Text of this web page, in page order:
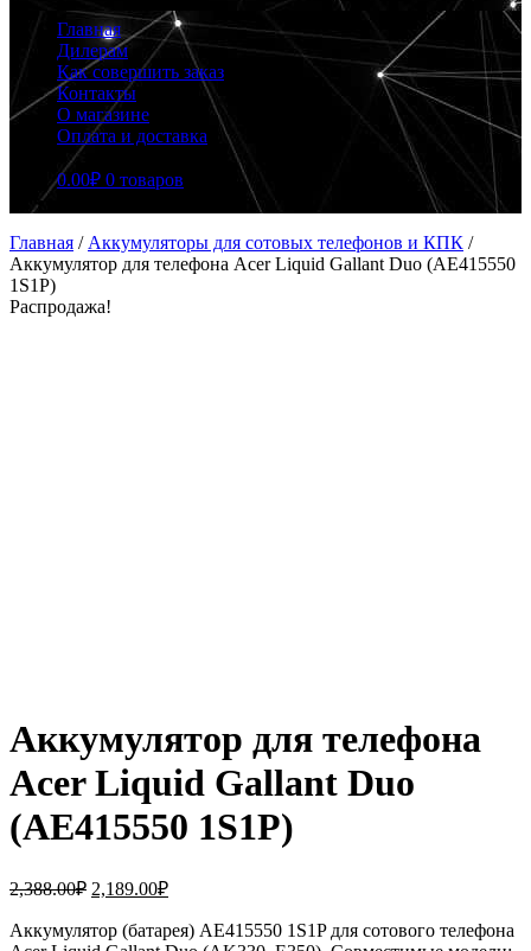
Главная
Дилерам
Как совершить заказ
Контакты
О магазине
Оплата и доставка
0.00₽ 0 товаров
Главная / Аккумуляторы для сотовых телефонов и КПК /
Аккумулятор для телефона Acer Liquid Gallant Duo (AE415550
1S1P)
Распродажа!
Аккумулятор для телефона
Acer Liquid Gallant Duo
(AE415550 1S1P)
2,388.00₽ Первоначальная
составляла
2,189.00₽Текущая
2,189.00₽.
Аккумулятор (батарея) AE415550 1S1P для сотового телефона